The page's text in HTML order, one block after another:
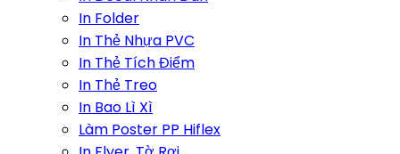
In Folder
In Thẻ Nhựa PVC
In Thẻ Tích Điểm
In Thẻ Treo
In Bao Lì Xì
Làm Poster PP Hiflex